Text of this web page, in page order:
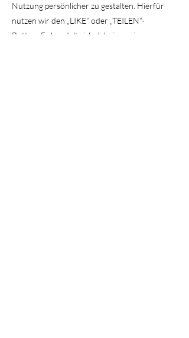
Nutzung persönlicher zu gestalten. Hierfür
nutzen wir den „LIKE“ oder „TEILEN“-
Button. Es handelt sich dabei um ein